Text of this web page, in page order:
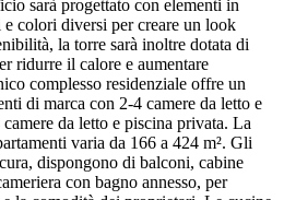
sarà progettato con elementi in
colori diversi per creare un look
la torre sarà inoltre dotata di
ridurre il calore e aumentare
complesso residenziale offre un
di marca con 2-4 camere da letto e
da letto e piscina privata. La
varia da 166 a 424 m². Gli
dispongono di balconi, cabine
con bagno annesso, per